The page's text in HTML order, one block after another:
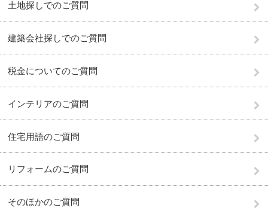
土地探しでのご質問
建築会社探しでのご質問
税金についてのご質問
インテリアのご質問
住宅用語のご質問
リフォームのご質問
そのほかのご質問